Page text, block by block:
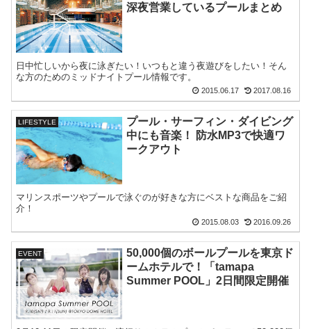
深夜営業しているプールまとめ
日中忙しいから夜に泳ぎたい！いつもと違う夜遊びをしたい！そん
な方のためのミッドナイトプール情報です。
2015.06.17 2017.08.16
LIFESTYLE
プール・サーフィン・ダイビング
中にも音楽！ 防水MP3で快適ワ
ークアウト
マリンスポーツやプールで泳ぐのが好きな方にベストな商品をご紹
介！
2015.08.03 2016.09.26
EVENT
50,000個のボールプールを東京ド
ームホテルで！「tamapa
Summer POOL」2日間限定開催